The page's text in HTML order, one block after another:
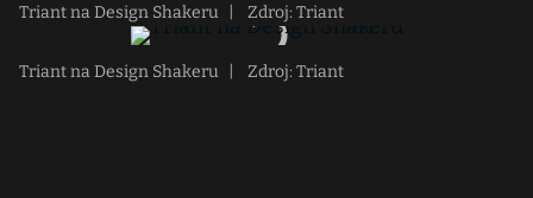
Triant na Design Shakeru Zdroj: Triant
Triant na Design Shakeru Zdroj: Triant